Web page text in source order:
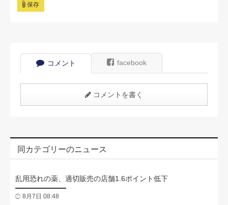
保存
コメント facebook
コメントを書く
同カテゴリーのニュース
乱用恐れの薬、適切販売の店舗1.6ポイント低下
8月7日 08:48